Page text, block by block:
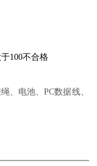
100不合格
、电池、PC数据线、